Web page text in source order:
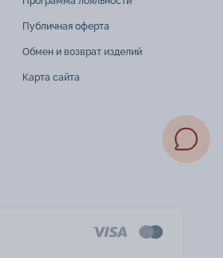
Публичная оферта
Обмен и возврат изделий
Карта сайта